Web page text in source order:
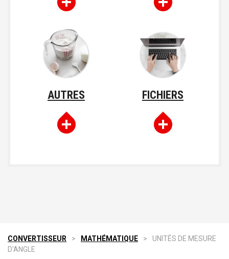
AUTRES FICHIERS
CONVERTISSEUR > MATHÉMATIQUE >
UNITÉS DE MESURE
D'ANGLE